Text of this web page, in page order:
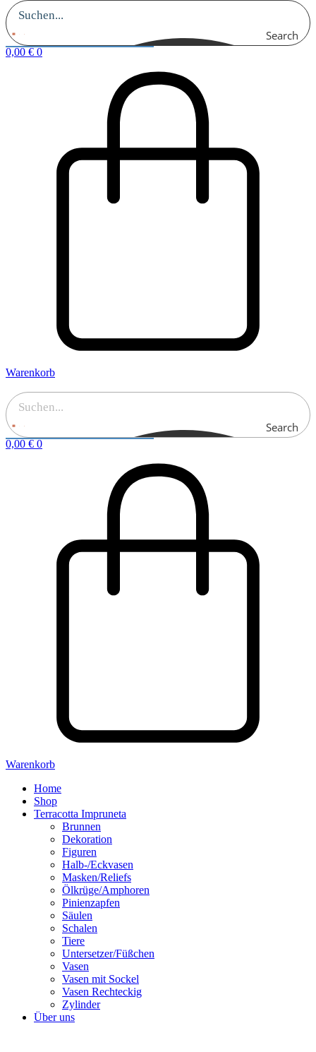
Search
0,00 € 0
Warenkorb
Search
0,00 € 0
Warenkorb
Home
Shop
Terracotta Impruneta
Brunnen
Dekoration
Figuren
Halb-/Eckvasen
Masken/Reliefs
Ölkrüge/Amphoren
Pinienzapfen
Säulen
Schalen
Tiere
Untersetzer/Füßchen
Vasen
Vasen mit Sockel
Vasen Rechteckig
Zylinder
Über uns